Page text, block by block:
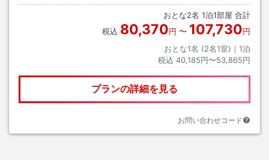
おとな2名 1泊1部屋 合計
税込 80,370円 〜 107,730円
おとな1名 (2名1室)｜ 1泊
税込 40,185円〜53,865円
プランの詳細を見る
お問い合わせコード